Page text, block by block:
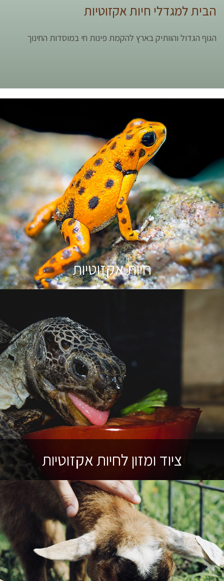
הבית למגדלי חיות אקזוטיות
הגוף הגדול והוותיק בארץ להקמת פינות חי במוסדות החינוך
חיות אקזוטיות
ציוד ומזון לחיות אקזוטיות